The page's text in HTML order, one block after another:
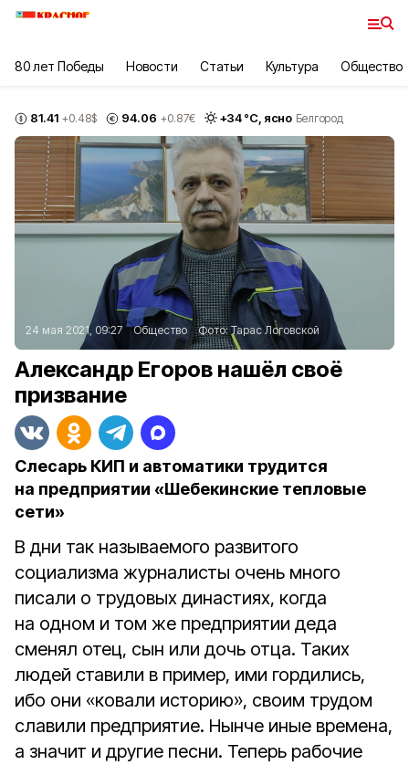
80 лет Победы Новости Статьи Культура Общество
81.41 +0.48$ 94.06 +0.87€ +34°С, ясно Белгород
24 мая 2021, 09:27 Общество Фото:Тарас Логовской
Александр Егоров нашёл своё
призвание
Слесарь КИП и автоматики трудится
на предприятии «Шебекинские тепловые
сети»
В дни так называемого развитого
социализма журналисты очень много
писали о трудовых династиях, когда
на одном и том же предприятии деда
сменял отец, сын или дочь отца. Таких
людей ставили в пример, ими гордились,
ибо они «ковали историю», своим трудом
славили предприятие. Нынче иные времена,
а значит и другие песни. Теперь рабочие